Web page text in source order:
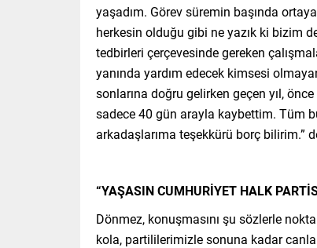
yaşadım. Görev süremin başında
herkesin olduğu gibi ne yazık ki bizim
tedbirleri çerçevesinde gereken
yanında yardım edecek kimsesi
sonlarına doğru gelirken geçen yıl,
sadece 40 gün arayla kaybettim. Tüm
arkadaşlarıma teşekkürü borç bilirim.”
“YAŞASIN CUMHURİYET HALK
Dönmez, konuşmasını şu sözlerle
kola, partililerimizle sonuna kadar